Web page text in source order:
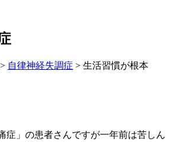
> 自律神経失調症 > 生活習慣が根本
症」の患者さんですが一年前は苦しん